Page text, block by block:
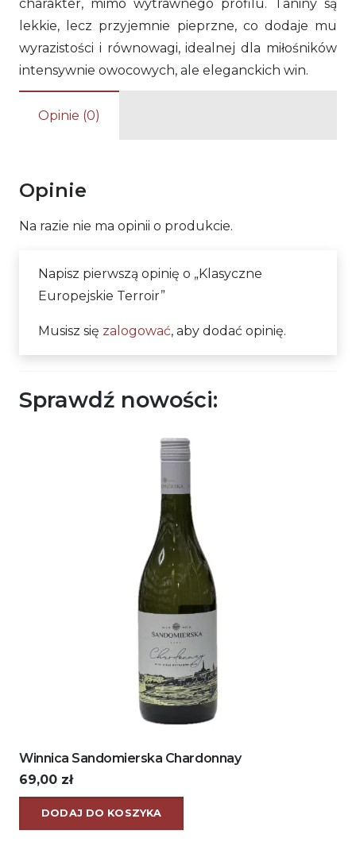
charakter, mimo wytrawnego profilu. Taniny są
lekkie, lecz przyjemnie pieprzne, co dodaje mu
wyrazistości i równowagi, idealnej dla miłośników
intensywnie owocowych, ale eleganckich win.
Opinie (0)
Opinie
Na razie nie ma opinii o produkcie.
Napisz pierwszą opinię o „Klasyczne
Europejskie Terroir”
Musisz się zalogować, aby dodać opinię.
Sprawdź nowości:
Winnica Sandomierska Chardonnay
69,00 zł
DODAJ DO KOSZYKA